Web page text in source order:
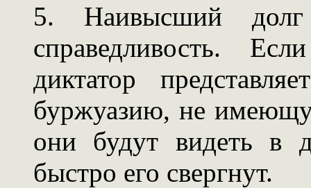
5. Наивысший долг
справедливость.
диктатор
буржуазию, не
они будут видеть в
быстро его свергнут.